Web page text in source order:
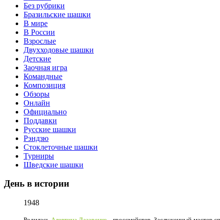
Без рубрики
Бразильские шашки
В мире
В России
Взрослые
Двухходовые шашки
Детские
Заочная игра
Командные
Композиция
Обзоры
Онлайн
Официально
Поддавки
Русские шашки
Рэндзю
Стоклеточные шашки
Турниры
Шведские шашки
День в истории
1948